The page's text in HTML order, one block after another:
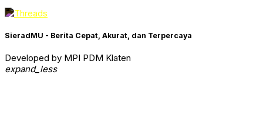
SieradMU - Berita Cepat, Akurat, dan Terpercaya
Developed by MPI PDM Klaten
expand_less